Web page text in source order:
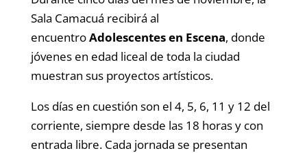
Sala Camacuá recibirá al
encuentroAdolescentes en Escena, donde
jóvenes en edad liceal de toda la ciudad
muestran sus proyectos artísticos.
Los días en cuestión son el 4, 5, 6, 11 y 12 del
corriente, siempre desde las 18 horas y con
entrada libre. Cada jornada se presentan